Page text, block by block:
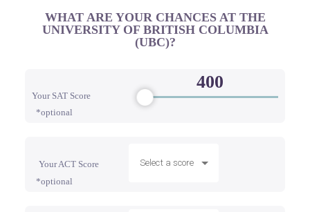
WHAT ARE YOUR CHANCES AT THE
UNIVERSITY OF BRITISH COLUMBIA
(UBC)?
Your SAT Score
*optional
Your ACT Score
*optional
Select a score